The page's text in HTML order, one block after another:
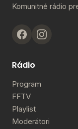
Komunitné rádio
Rádio
Program
FFTV
Playlist
Moderátori